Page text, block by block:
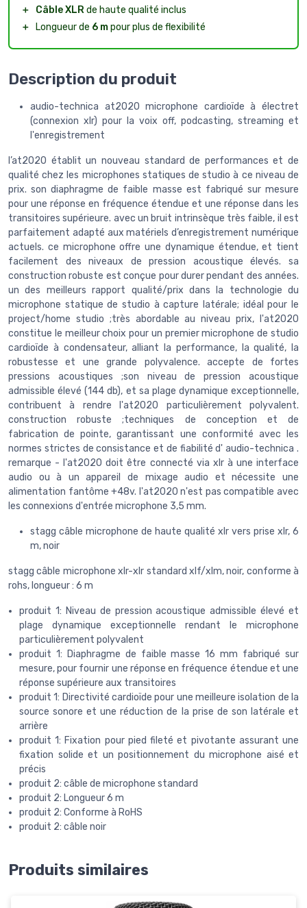
＋
Câble XLRde haute qualité inclus
＋
Longueur de 6 mpour plus de flexibilité
Description du produit
audio-technica at2020 microphone cardioïde à électret
(connexion xlr) pour la voix off, podcasting, streaming et
l'enregistrement
l’at2020 établit un nouveau standard de performances et de
qualité chez les microphones statiques de studio à ce niveau de
prix. son diaphragme de faible masse est fabriqué sur mesure
pour une réponse en fréquence étendue et une réponse dans les
transitoires supérieure. avec un bruit intrinsèque très faible, il est
parfaitement adapté aux matériels d’enregistrement numérique
actuels. ce microphone offre une dynamique étendue, et tient
facilement des niveaux de pression acoustique élevés. sa
construction robuste est conçue pour durer pendant des années.
un des meilleurs rapport qualité/prix dans la technologie du
microphone statique de studio à capture latérale; idéal pour le
project/home studio ;très abordable au niveau prix, l'at2020
constitue le meilleur choix pour un premier microphone de studio
cardioïde à condensateur, alliant la performance, la qualité, la
robustesse et une grande polyvalence. accepte de fortes
pressions acoustiques ;son niveau de pression acoustique
admissible élevé (144 db), et sa plage dynamique exceptionnelle,
contribuent à rendre l'at2020 particulièrement polyvalent.
construction robuste ;techniques de conception et de
fabrication de pointe, garantissant une conformité avec les
normes strictes de consistance et de fiabilité d' audio-technica .
remarque - l'at2020 doit être connecté via xlr à une interface
audio ou à un appareil de mixage audio et nécessite une
alimentation fantôme +48v. l'at2020 n'est pas compatible avec
les connexions d'entrée microphone 3,5 mm.
stagg câble microphone de haute qualité xlr vers prise xlr, 6
m, noir
stagg câble microphone xlr-xlr standard xlf/xlm, noir, conforme à
rohs, longueur : 6 m
produit 1: Niveau de pression acoustique admissible élevé et
plage dynamique exceptionnelle rendant le microphone
particulièrement polyvalent
produit 1: Diaphragme de faible masse 16 mm fabriqué sur
mesure, pour fournir une réponse en fréquence étendue et une
réponse supérieure aux transitoires
produit 1: Directivité cardioïde pour une meilleure isolation de la
source sonore et une réduction de la prise de son latérale et
arrière
produit 1: Fixation pour pied fileté et pivotante assurant une
fixation solide et un positionnement du microphone aisé et
précis
produit 2: câble de microphone standard
produit 2: Longueur 6 m
produit 2: Conforme à RoHS
produit 2: câble noir
Produits similaires